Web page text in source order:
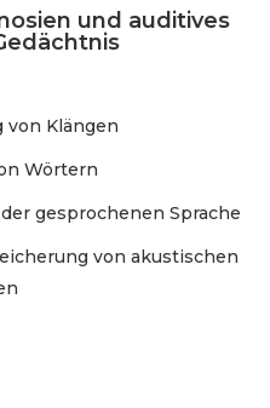
und auditives
von Klängen
Wörtern
gesprochenen Sprache
von akustischen